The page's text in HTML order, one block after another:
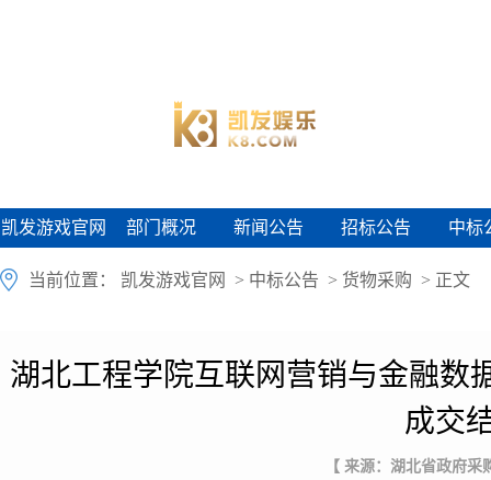
凯发游戏官网
凯发游戏官网 部门概况
部门概况 新闻公告
新闻公告 招标公告
招标公告 中标
中标
当前位置： 凯发游戏官网 > 中标公告 > 货物采购 > 正文
湖北工程学院互联网营销与金融数
成交
【 来源：湖北省政府